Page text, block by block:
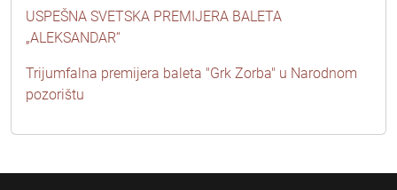
USPEŠNA SVETSKA PREMIJERA BALETA
„ALEKSANDAR“
Trijumfalna premijera baleta "Grk Zorba" u Narodnom
pozorištu